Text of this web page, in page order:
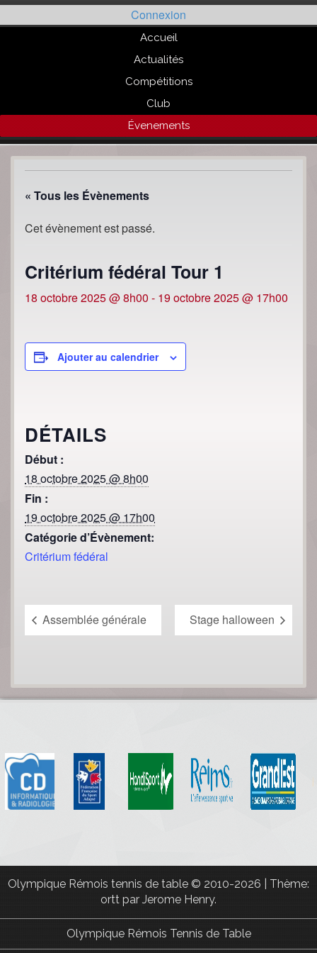
Passer
au
Connexion
Accueil
Actualités
Compétitions
Club
Évenements
« Tous les Évènements
Cet évènement est passé.
Critérium fédéral Tour 1
18 octobre 2025 @ 8h00 - 19 octobre 2025 @ 17h00
Ajouter au calendrier
DÉTAILS
Début :
18 octobre 2025 @ 8h00
Fin :
19 octobre 2025 @ 17h00
Catégorie d’Évènement:
Critérium fédéral
Assemblée générale Stage halloween
Olympique Rémois tennis de table © 2010-2026
Thème:
ortt par Jerome Henry.
Olympique Rémois Tennis de Table